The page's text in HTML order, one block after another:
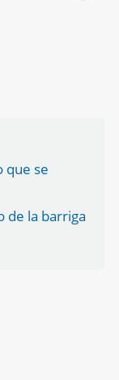
que se
de la barriga